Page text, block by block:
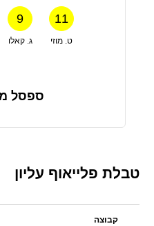
9
ג. קאלו
11
ט. מוזי
ספסל
טבלת פלייאוף עליון
קבוצה